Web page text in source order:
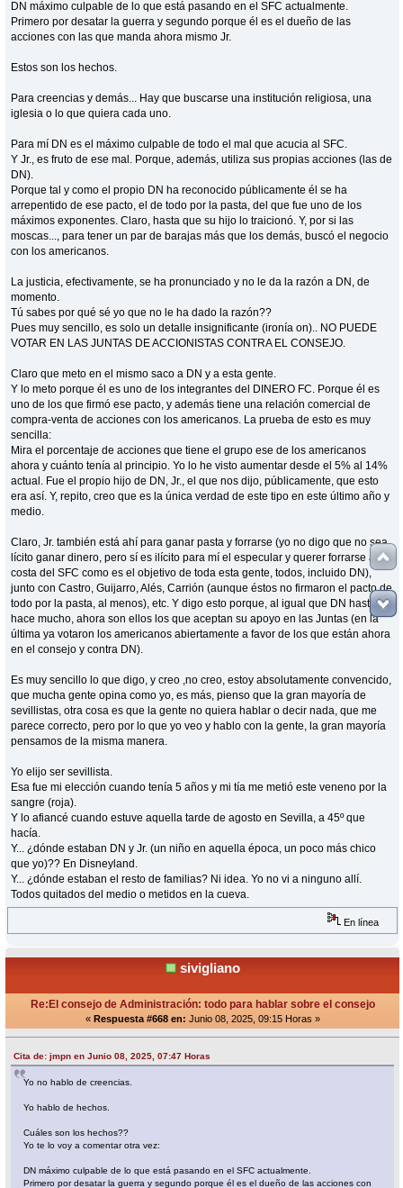
DN máximo culpable de lo que está pasando en el SFC actualmente.
Primero por desatar la guerra y segundo porque él es el dueño de las
acciones con las que manda ahora mismo Jr.
Estos son los hechos.
Para creencias y demás... Hay que buscarse una institución religiosa, una
iglesia o lo que quiera cada uno.
Para mí DN es el máximo culpable de todo el mal que acucia al SFC.
Y Jr., es fruto de ese mal. Porque, además, utiliza sus propias acciones (las de
DN).
Porque tal y como el propio DN ha reconocido públicamente él se ha
arrepentido de ese pacto, el de todo por la pasta, del que fue uno de los
máximos exponentes. Claro, hasta que su hijo lo traicionó. Y, por si las
moscas..., para tener un par de barajas más que los demás, buscó el negocio
con los americanos.
La justicia, efectivamente, se ha pronunciado y no le da la razón a DN, de
momento.
Tú sabes por qué sé yo que no le ha dado la razón??
Pues muy sencillo, es solo un detalle insignificante (ironía on).. NO PUEDE
VOTAR EN LAS JUNTAS DE ACCIONISTAS CONTRA EL CONSEJO.
Claro que meto en el mismo saco a DN y a esta gente.
Y lo meto porque él es uno de los integrantes del DINERO FC. Porque él es
uno de los que firmó ese pacto, y además tiene una relación comercial de
compra-venta de acciones con los americanos. La prueba de esto es muy
sencilla:
Mira el porcentaje de acciones que tiene el grupo ese de los americanos
ahora y cuánto tenía al principio. Yo lo he visto aumentar desde el 5% al 14%
actual. Fue el propio hijo de DN, Jr., el que nos dijo, públicamente, que esto
era así. Y, repito, creo que es la única verdad de este tipo en este último año y
medio.
Claro, Jr. también está ahí para ganar pasta y forrarse (yo no digo que no sea
lícito ganar dinero, pero sí es ilícito para mí el especular y querer forrarse a
costa del SFC como es el objetivo de toda esta gente, todos, incluido DN),
junto con Castro, Guijarro, Alés, Carrión (aunque éstos no firmaron el pacto de
todo por la pasta, al menos), etc. Y digo esto porque, al igual que DN hasta no
hace mucho, ahora son ellos los que aceptan su apoyo en las Juntas (en la
última ya votaron los americanos abiertamente a favor de los que están ahora
en el consejo y contra DN).
Es muy sencillo lo que digo, y creo ,no creo, estoy absolutamente convencido,
que mucha gente opina como yo, es más, pienso que la gran mayoría de
sevillistas, otra cosa es que la gente no quiera hablar o decir nada, que me
parece correcto, pero por lo que yo veo y hablo con la gente, la gran mayoría
pensamos de la misma manera.
Yo elijo ser sevillista.
Esa fue mi elección cuando tenía 5 años y mi tía me metió este veneno por la
sangre (roja).
Y lo afiancé cuando estuve aquella tarde de agosto en Sevilla, a 45º que
hacía.
Y... ¿dónde estaban DN y Jr. (un niño en aquella época, un poco más chico
que yo)?? En Disneyland.
Y... ¿dónde estaban el resto de familias? Ni idea. Yo no vi a ninguno allí.
Todos quitados del medio o metidos en la cueva.
En línea
sivigliano
Re:El consejo de Administración: todo para hablar sobre el consejo
« Respuesta #668 en: Junio 08, 2025, 09:15 Horas »
Cita de: jmpn en Junio 08, 2025, 07:47 Horas
Yo no hablo de creencias.
Yo hablo de hechos.
Cuáles son los hechos??
Yo te lo voy a comentar otra vez:
DN máximo culpable de lo que está pasando en el SFC actualmente.
Primero por desatar la guerra y segundo porque él es el dueño de las acciones con